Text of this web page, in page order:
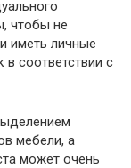
чтобы не
иметь личные
в соответствии с
мебели, а
может очень